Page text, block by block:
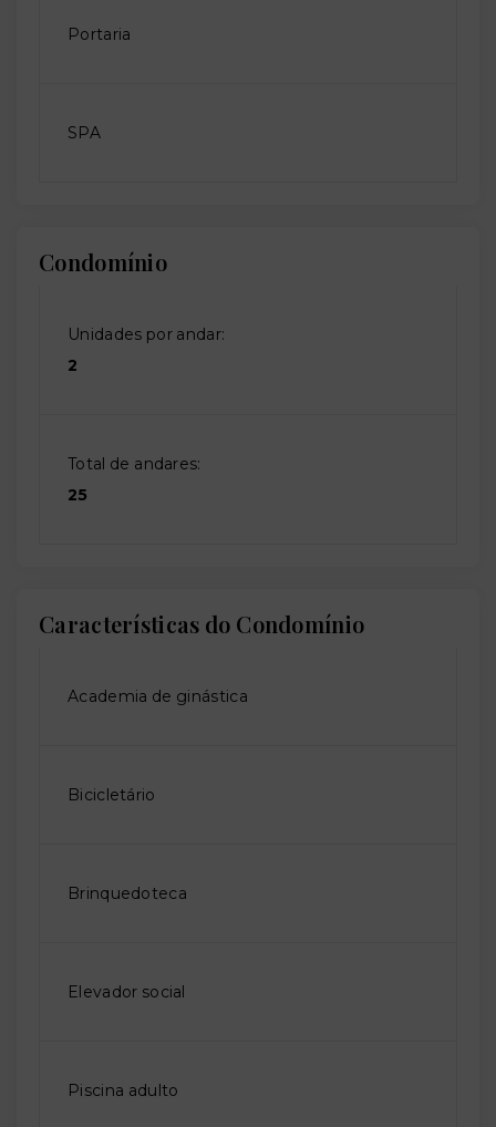
Portaria
SPA
Condomínio
Unidades por andar:
2
Total de andares:
25
Características do Condomínio
Academia de ginástica
Bicicletário
Brinquedoteca
Elevador social
Piscina adulto